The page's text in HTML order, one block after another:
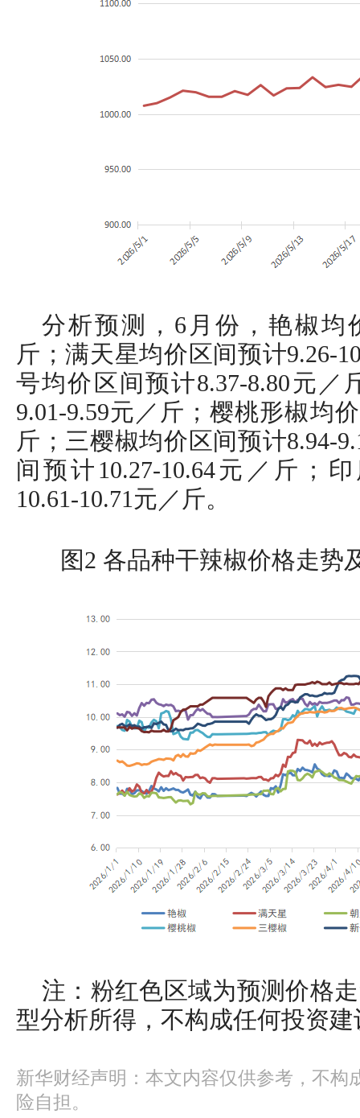
分析预测，6月份，艳椒均
斤；满天星均价区间预计9.26-
号均价区间预计8.37-8.80元
9.01-9.59元／斤；樱桃形椒均
斤；三樱椒均价区间预计8.94-
间预计10.27-10.64元／斤；
10.61-10.71元／斤。
图2 各品种干辣椒价格走势
注：粉红色区域为预测价格
型分析所得，不构成任何投资建
新华财经声明：本文内容仅供参考，不构
险自担。